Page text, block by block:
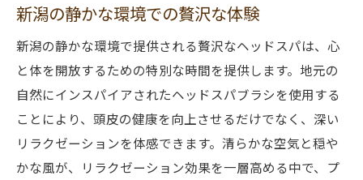
新潟の静かな環境での贅沢な体験
新潟の静かな環境で提供される贅沢なヘッドスパは、心
と体を開放するための特別な時間を提供します。地元の
自然にインスパイアされたヘッドスパブラシを使用する
ことにより、頭皮の健康を向上させるだけでなく、深い
リラクゼーションを体感できます。清らかな空気と穏や
かな風が、リラクゼーション効果を一層高める中で、プ